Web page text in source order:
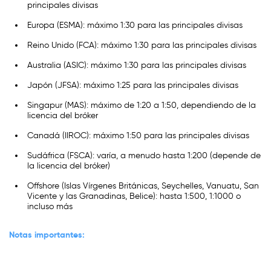
principales divisas
Europa (ESMA): máximo 1:30 para las principales divisas
Reino Unido (FCA): máximo 1:30 para las principales divisas
Australia (ASIC): máximo 1:30 para las principales divisas
Japón (JFSA): máximo 1:25 para las principales divisas
Singapur (MAS): máximo de 1:20 a 1:50, dependiendo de la
licencia del bróker
Canadá (IIROC): máximo 1:50 para las principales divisas
Sudáfrica (FSCA): varía, a menudo hasta 1:200 (depende de
la licencia del bróker)
Offshore (Islas Vírgenes Británicas, Seychelles, Vanuatu, San
Vicente y las Granadinas, Belice): hasta 1:500, 1:1000 o
incluso más
Notas importantes: